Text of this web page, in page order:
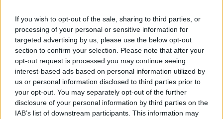
If you wish to opt-out of the sale, sharing to third parties, or
processing of your personal or sensitive information for
targeted advertising by us, please use the below opt-out
section to confirm your selection. Please note that after your
opt-out request is processed you may continue seeing
interest-based ads based on personal information utilized by
us or personal information disclosed to third parties prior to
your opt-out. You may separately opt-out of the further
disclosure of your personal information by third parties on the
IAB’s list of downstream participants. This information may
βρέθηκε νεκρή σε τουαλέτα νυχτερινού
κέντρου στον Γερόλακκο